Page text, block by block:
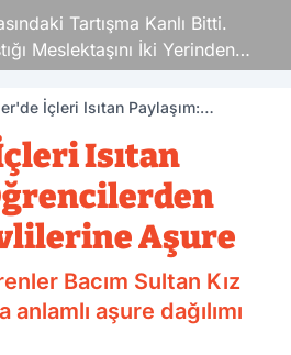
Tartışma Kanlı Bitti.
Meslektaşını İki Yerinden
İçleri Isıtan Paylaşım:
Isıtan
Aşure
Bacım Sultan Kız
aşure dağılımı